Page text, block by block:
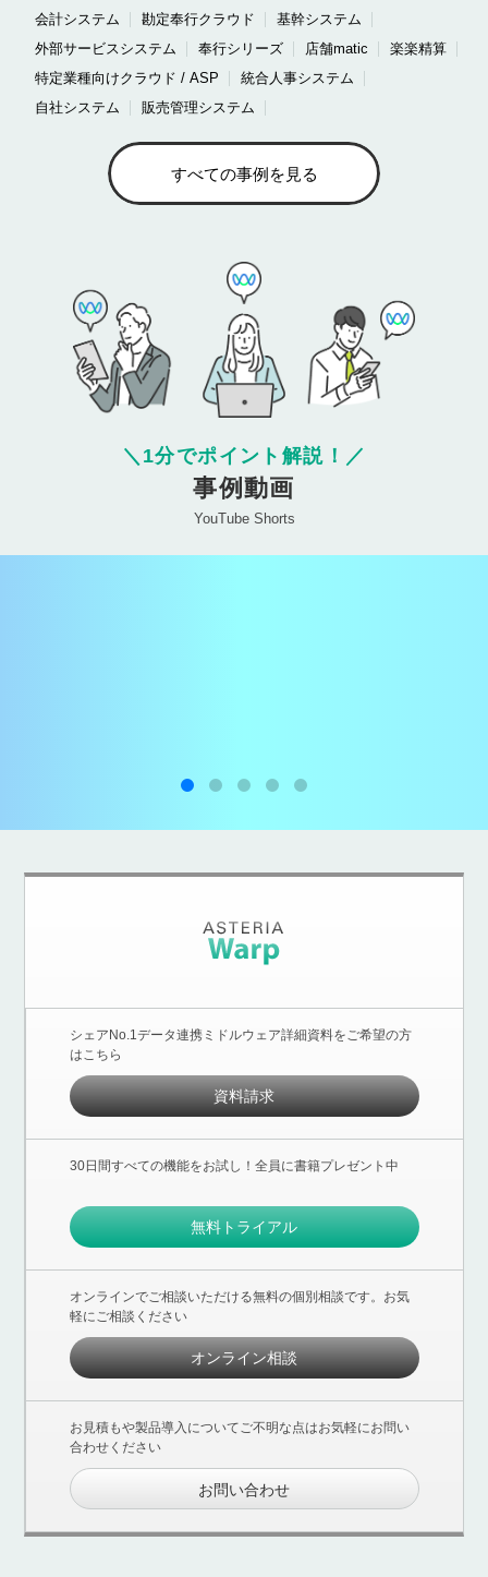
会計システム
勘定奉行クラウド
基幹システム
外部サービスシステム
奉行シリーズ 店舗matic
楽楽精算
特定業種向けクラウド / ASP
統合人事システム
自社システム
販売管理システム
すべての事例を見る
＼ 1分でポイント解説！ ／
事例動画
YouTube Shorts
シェアNo.1データ連携ミドルウェア詳細資料をご希望の方
はこちら
資料請求
30日間すべての機能をお試し！全員に書籍プレゼント中
無料トライアル
オンラインでご相談いただける無料の個別相談です。お気
軽にご相談ください
オンライン相談
お見積もや製品導入についてご不明な点はお気軽にお問い
合わせください
お問い合わせ